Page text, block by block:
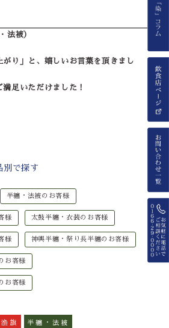
法被）
がり」と、嬉しいお言葉を頂きまし
満足いただけました！
別で探す
半纏・法被のお客様
様 太鼓半纏・衣装のお客様
様 神輿半纏・祭り長半纏のお客様
お客様
お客様
旗 半纏・法被